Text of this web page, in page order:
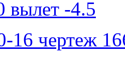
16 чертеж